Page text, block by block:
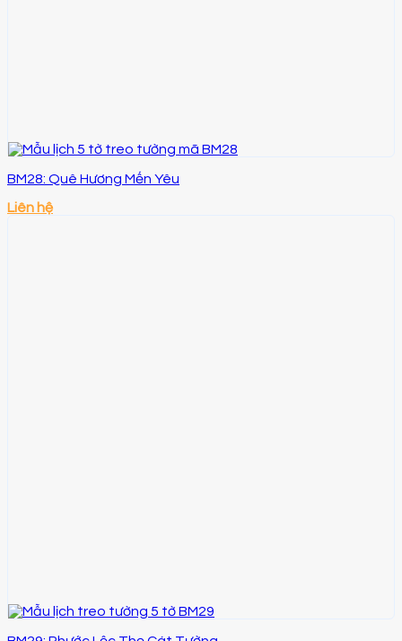
BM28: Quê Hương Mến Yêu
Liên hệ